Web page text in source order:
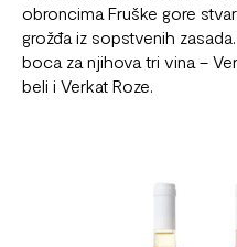
obroncima Fruške gore
grožđa iz sopstvenih
boca za njihova tri vina –
beli i Verkat Roze.